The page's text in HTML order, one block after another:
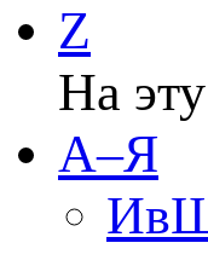
Z
На
А–Я